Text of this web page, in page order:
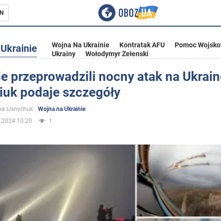
Ukrainie
Wojna Na Ukrainie Kontratak AFU
Pomoc
Ukrainy
Wołodymyr Zełenski
przeprowadzili nocny atak na
podaje szczegóły
Lisnychuk
Wojna na Ukrainie
10:20
1